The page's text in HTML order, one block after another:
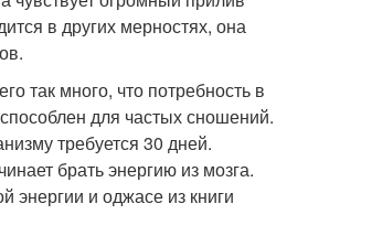
в других мерностях, она
так много, что потребность в
для частых сношений.
требуется 30 дней.
брать энергию из мозга.
энергии и оджасе из книги